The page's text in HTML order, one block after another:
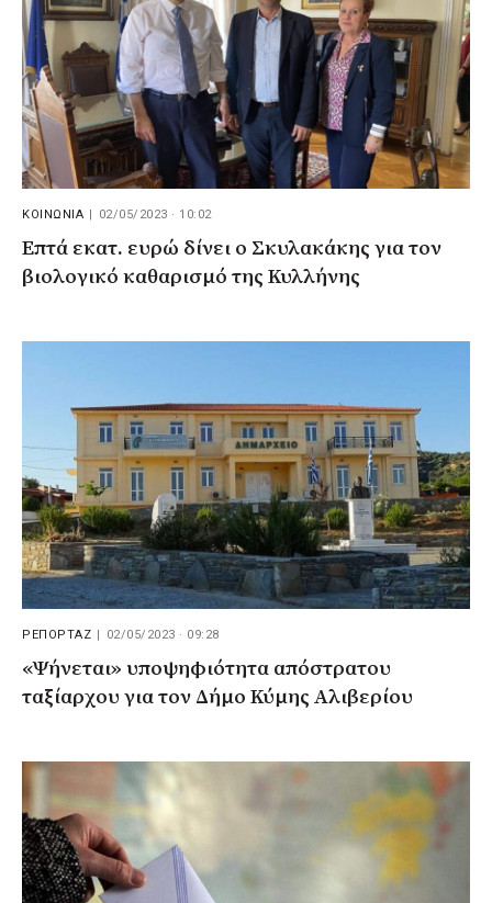
ΚΟΙΝΩΝΙΑ 02/05/2023 · 10:02
Επτά εκατ. ευρώ δίνει ο Σκυλακάκης για τον
βιολογικό καθαρισμό της Κυλλήνης
ΡΕΠΟΡΤΑΖ 02/05/2023 · 09:28
«Ψήνεται» υποψηφιότητα απόστρατου
ταξίαρχου για τον Δήμο Κύμης Αλιβερίου